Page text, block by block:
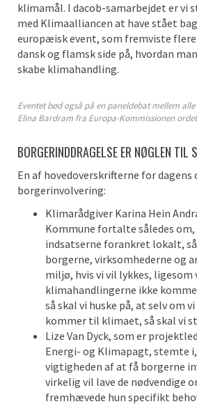
klimamål. I dacob-samarbejdet er vi
med Klimaalliancen at have stået
europæisk event, som fremviste
dansk og flamsk side på, hvordan
skabe klimahandling.
Eventet bød også på en paneldebat mellem
Elina Bardram fra Europa-Kommissionen
BORGERINDDRAGELSE ER NØGLEN TIL
En af hovedoverskrifterne for
borgerinvolvering:
Klimarådgiver Karina Hein
Kommune fortalte således om,
indsatserne forankret lokalt,
borgerne, virksomhederne og
miljø, hvis vi vil lykkes,
klimahandlingerne ikke
så skal vi huske på, at selv om
kommer til klimaet, så skal vi
Lize Van Dyck, som er
Energi- og Klimapagt, stemte
vigtigheden af at få borgerne
virkelig vil lave de nødvendige
fremhævede hun specifikt